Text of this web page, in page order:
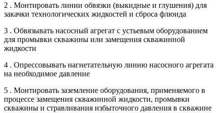
2 . Монтировать линии обвязки (выкидные и глушения) для
закачки технологических жидкостей и сброса флюида
3 . Обвязывать насосный агрегат с устьевым оборудованием
для промывки скважины или замещения скважинной
жидкости
4 . Опрессовывать нагнетательную линию насосного агрегата
на необходимое давление
5 . Монтировать заземление оборудования, применяемого в
процессе замещения скважинной жидкости, промывки
скважины и стравливания избыточного давления в скважине